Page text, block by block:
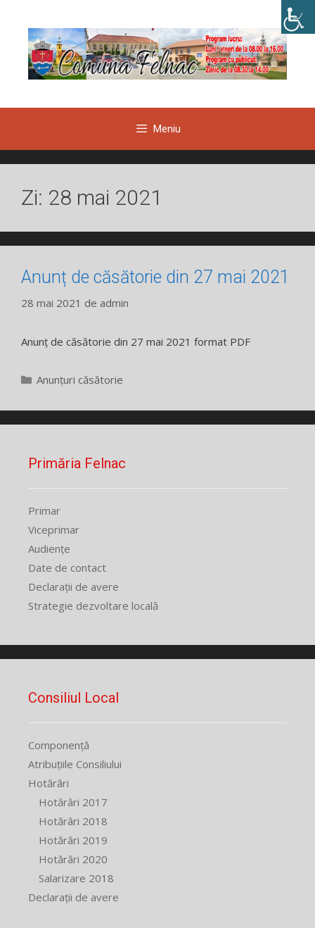
conținut
Meniu
Zi: 28 mai 2021
Anunț de căsătorie din 27 mai 2021
28 mai 2021 de admin
Anunț de căsătorie din 27 mai 2021 format PDF
Categorii
Anunțuri căsătorie
Primăria Felnac
Primar
Viceprimar
Audiențe
Date de contact
Declarații de avere
Strategie dezvoltare locală
Consiliul Local
Componență
Atribuțiile Consiliului
Hotărâri
Hotărâri 2017
Hotărâri 2018
Hotărâri 2019
Hotărâri 2020
Salarizare 2018
Declarații de avere